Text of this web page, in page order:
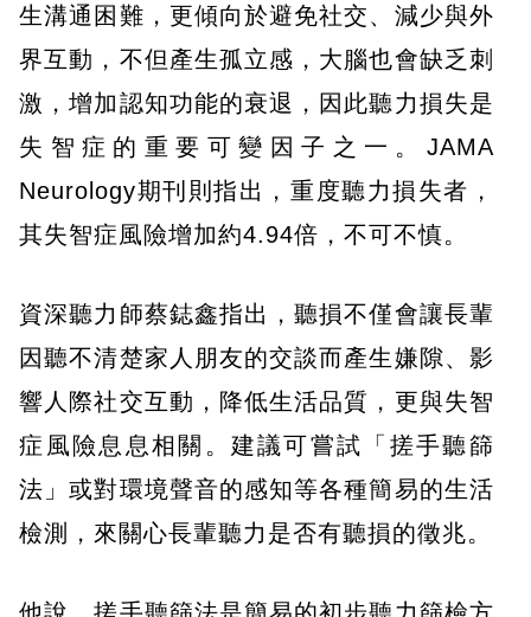
生溝通困難，更傾向於避免社交、減少與外
界互動，不但產生孤立感，大腦也會缺乏刺
激，增加認知功能的衰退，因此聽力損失是
失智症的重要可變因子之一。JAMA
Neurology期刊則指出，重度聽力損失者，
其失智症風險增加約4.94倍，不可不慎。
資深聽力師蔡鋕鑫指出，聽損不僅會讓長輩
因聽不清楚家人朋友的交談而產生嫌隙、影
響人際社交互動，降低生活品質，更與失智
症風險息息相關。建議可嘗試「搓手聽篩
法」或對環境聲音的感知等各種簡易的生活
檢測，來關心長輩聽力是否有聽損的徵兆。